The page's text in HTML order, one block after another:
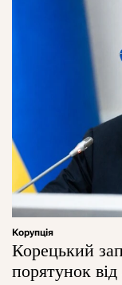
Корупція
Корецький
порятунок